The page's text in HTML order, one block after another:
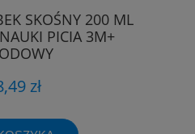
SKOŚNY 200 ML
PICIA 3M+
zł